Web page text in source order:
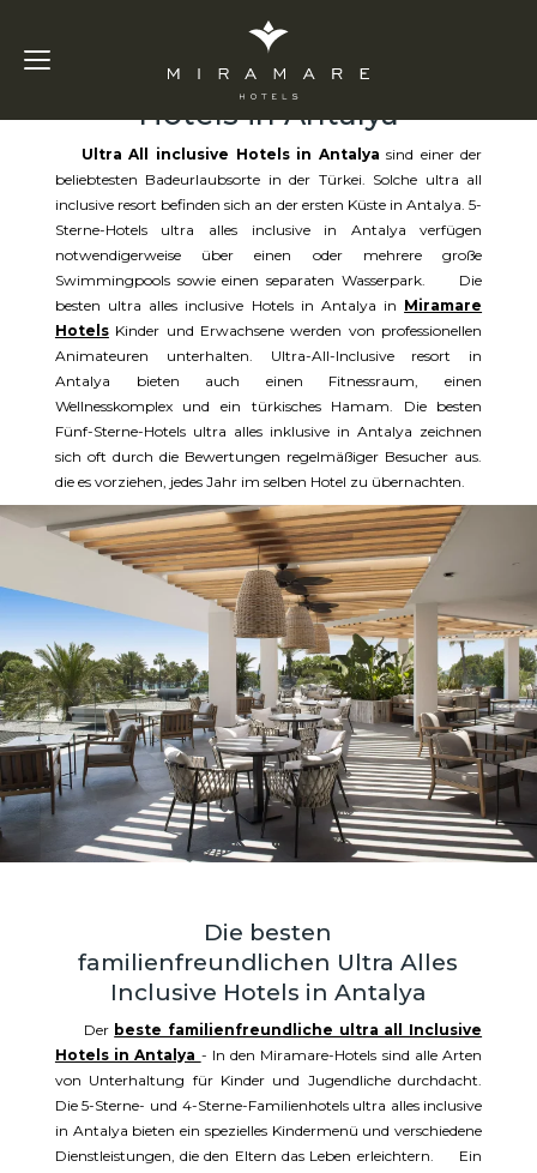
Ultra All Inclusive
Hotels in Antalya
Ultra All inclusive Hotels in Antalyasind einer der
beliebtesten Badeurlaubsorte in der Türkei. Solche ultra all
inclusive resort befinden sich an der ersten Küste in Antalya. 5-
Sterne-Hotels ultra alles inclusive in Antalya verfügen
notwendigerweise über einen oder mehrere große
Swimmingpools sowie einen separaten Wasserpark. Die
besten ultra alles inclusive Hotels in Antalya in Miramare
HotelsKinder und Erwachsene werden von professionellen
Animateuren unterhalten. Ultra-All-Inclusive resort in
Antalya bieten auch einen Fitnessraum, einen
Wellnesskomplex und ein türkisches Hamam. Die besten
Fünf-Sterne-Hotels ultra alles inklusive in Antalya zeichnen
sich oft durch die Bewertungen regelmäßiger Besucher aus.
die es vorziehen, jedes Jahr im selben Hotel zu übernachten.
Die besten
familienfreundlichen Ultra Alles
Inclusive Hotels in Antalya
Der beste familienfreundliche ultra all Inclusive
Hotels in Antalya - In den Miramare-Hotels sind alle Arten
von Unterhaltung für Kinder und Jugendliche durchdacht.
Die 5-Sterne- und 4-Sterne-Familienhotels ultra alles inclusive
in Antalya bieten ein spezielles Kindermenü und verschiedene
Dienstleistungen, die den Eltern das Leben erleichtern. Ein